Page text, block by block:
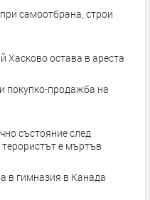
самоотбрана, строи
Хасково остава в ареста
покупко-продажба на
състояние след
е мъртъв
в гимназия в Канада